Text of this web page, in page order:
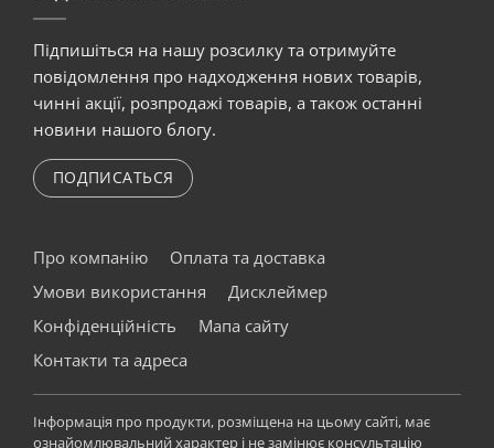
Підпишіться на нашу розсилку та отримуйте
повідомлення про надходження нових товарів,
чинні акції, розпродажі товарів, а також останні
новини нашого блогу.
ПОДПИСАТЬСЯ
Про компанію
Оплата та доставка
Умови використання
Дисклеймер
Конфіденційність
Мапа сайту
Контакти та адреса
Інформація про продукти, розміщена на цьому сайті, має
ознайомлювальний характер і не замінює консультацію